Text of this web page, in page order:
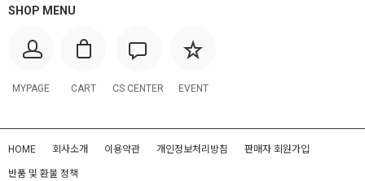
SHOP MENU
MYPAGE CART CS CENTER EVENT
HOME 회사소개 이용약관 개인정보처리방침 판매자 회원가입
반품 및 환불 정책